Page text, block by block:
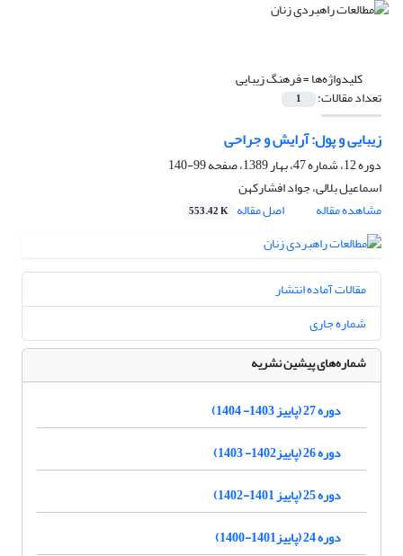
کلیدواژه‌ها =فرهنگ زیبایی
تعداد مقالات: 1
زیبایی و پول: آرایش و جراحی
دوره 12، شماره 47، بهار 1389، صفحه
99-140
اسماعیل بلالی، جواد افشارکهن
مشاهده مقاله
اصل مقاله 553.42 K
مقالات آماده انتشار
شماره جاری
شماره‌های پیشین نشریه
دوره 27 (پاییز 1403- 1404)
دوره 26 (پاییز1402- 1403)
دوره 25 (پاییز 1401-1402)
دوره 24 (پاییز1401-1400)